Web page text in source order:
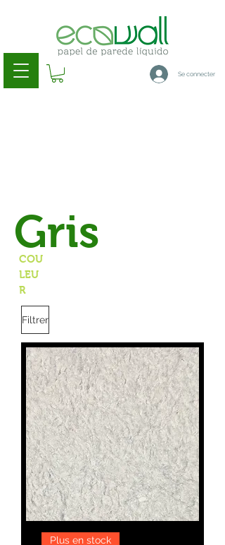
Se connecter
Gris
COU
LEU
R
Filtrer
Plus en stock